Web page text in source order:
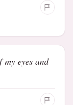
my eyes and